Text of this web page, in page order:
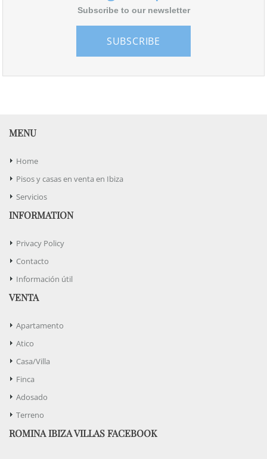
Subscribe to our newsletter
SUBSCRIBE
MENU
Home
Pisos y casas en venta en Ibiza
Servicios
INFORMATION
Privacy Policy
Contacto
Información útil
VENTA
Apartamento
Atico
Casa/Villa
Finca
Adosado
Terreno
ROMINA IBIZA VILLAS FACEBOOK